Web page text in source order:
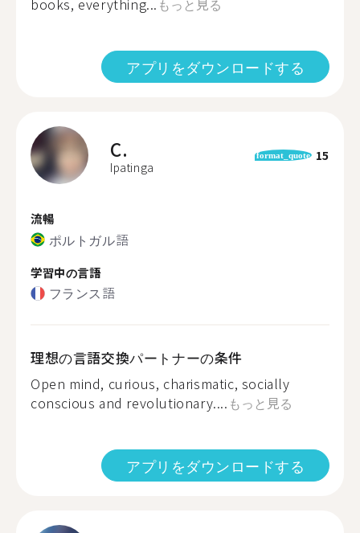
books, everything... もっと見る
アプリをダウンロードする
C.
Ipatinga
format_quote 15
流暢
ポルトガル語
学習中の言語
フランス語
理想の言語交換パートナーの条件
Open mind, curious, charismatic, socially
conscious and revolutionary.... もっと見る
アプリをダウンロードする